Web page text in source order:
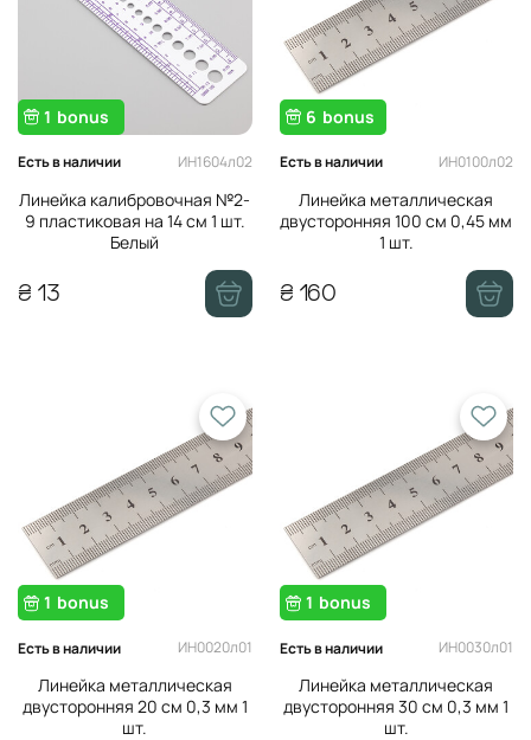
Мононити
Кольца деревянные
Термоклей, скотч
1 bonus
Есть в наличии ИН1604л02
Линейка калибровочная №2-
9 пластиковая на 14 см 1 шт.
Белый
₴ 13
6 bonus
Есть в наличии ИН0100л02
Линейка металлическая
двусторонняя 100 см 0,45 мм
1 шт.
₴ 160
1 bonus
Есть в наличии ИН0020л01
Линейка металлическая
двусторонняя 20 см 0,3 мм 1
шт.
1 bonus
Есть в наличии ИН0030л01
Линейка металлическая
двусторонняя 30 см 0,3 мм 1
шт.